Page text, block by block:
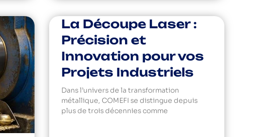
La Découpe Laser :
Précision et
Innovation pour vos
Projets Industriels
Dans l’univers de la transformation
métallique, COMEFI se distingue depuis
plus de trois décennies comme